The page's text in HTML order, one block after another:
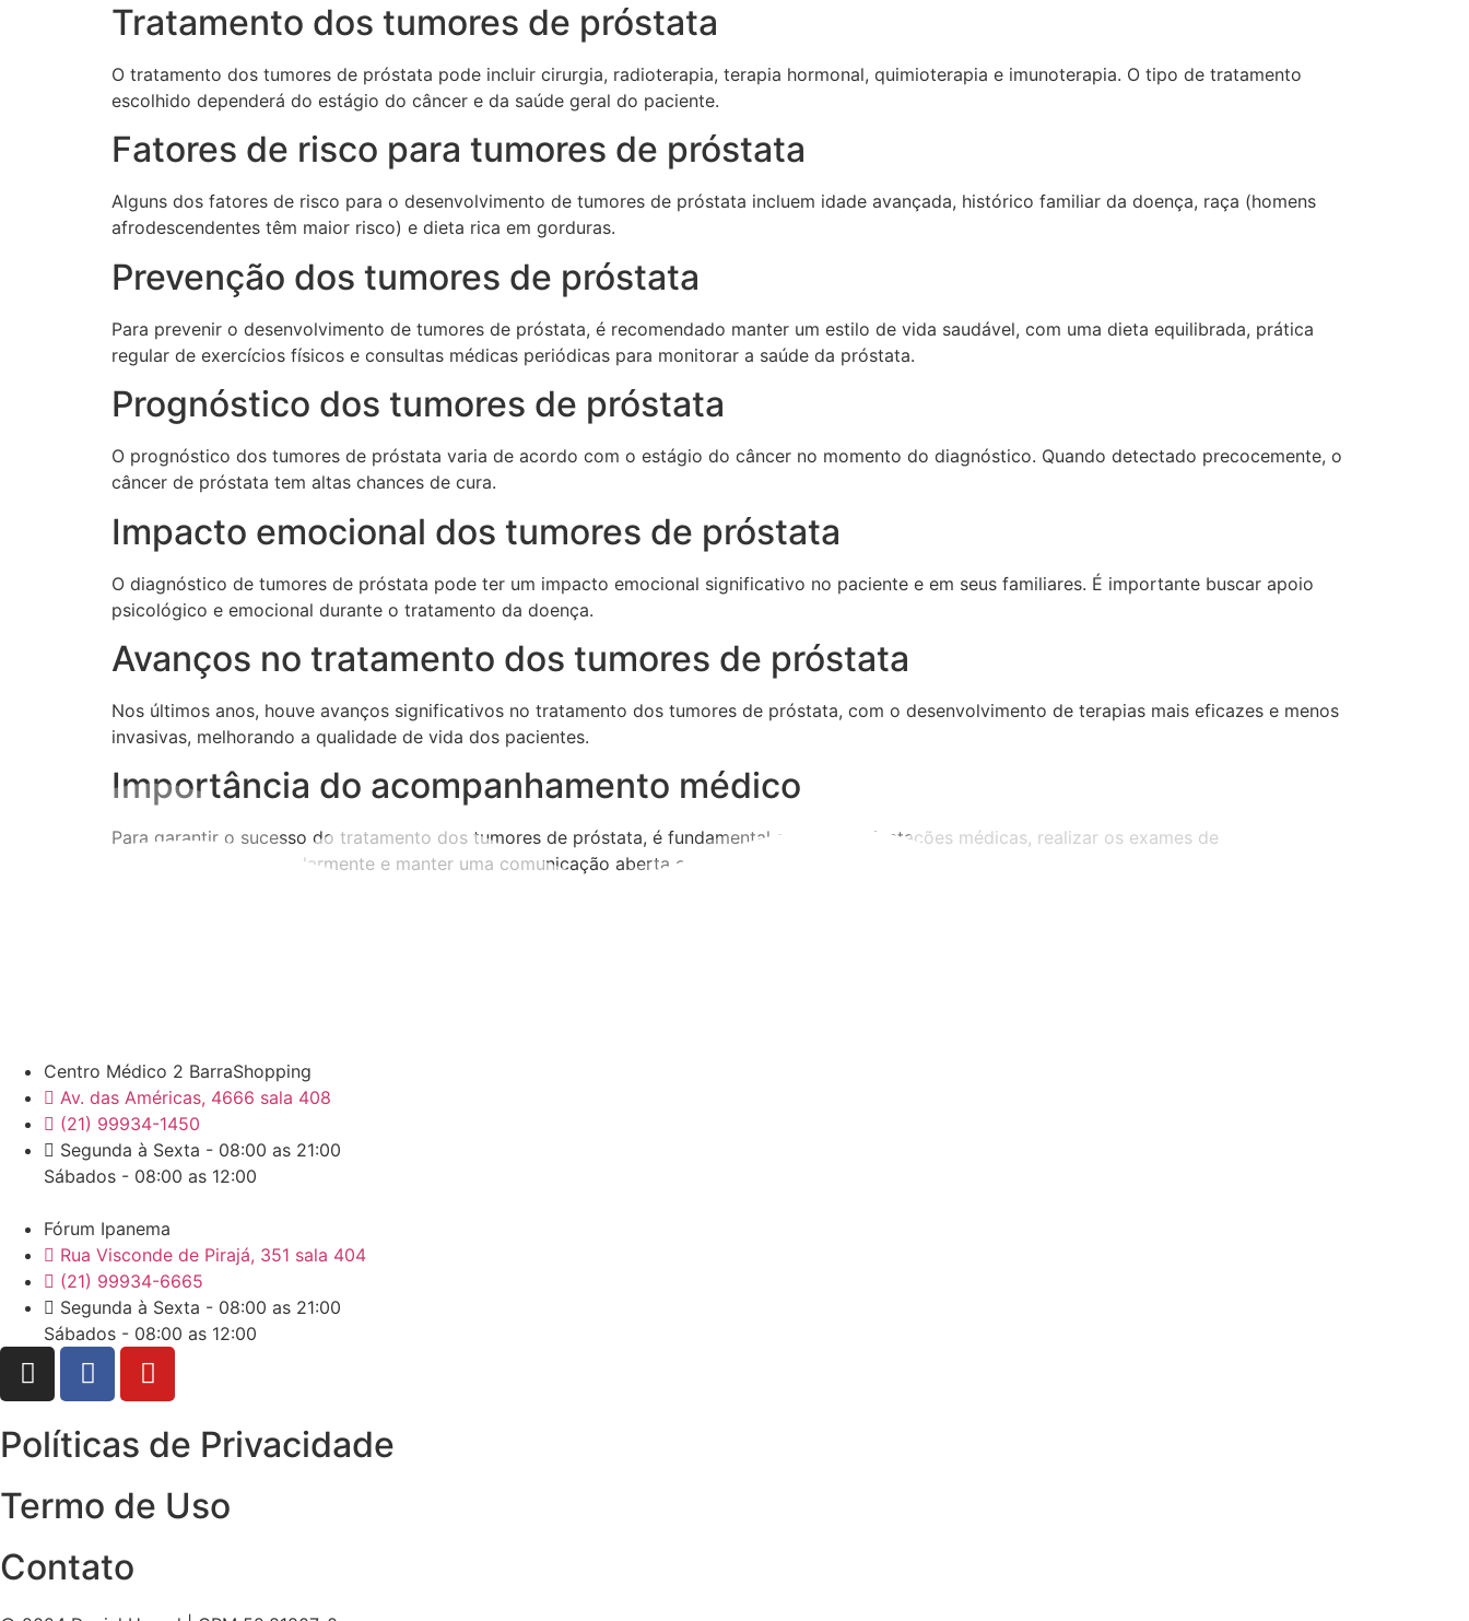
Tratamento dos tumores de próstata
O tratamento dos tumores de próstata pode incluir cirurgia, radioterapia, terapia hormonal, quimioterapia e imunoterapia. O tipo de tratamento
escolhido dependerá do estágio do câncer e da saúde geral do paciente.
Fatores de risco para tumores de próstata
Alguns dos fatores de risco para o desenvolvimento de tumores de próstata incluem idade avançada, histórico familiar da doença, raça (homens
afrodescendentes têm maior risco) e dieta rica em gorduras.
Prevenção dos tumores de próstata
Para prevenir o desenvolvimento de tumores de próstata, é recomendado manter um estilo de vida saudável, com uma dieta equilibrada, prática
regular de exercícios físicos e consultas médicas periódicas para monitorar a saúde da próstata.
Prognóstico dos tumores de próstata
O prognóstico dos tumores de próstata varia de acordo com o estágio do câncer no momento do diagnóstico. Quando detectado precocemente, o
câncer de próstata tem altas chances de cura.
Impacto emocional dos tumores de próstata
O diagnóstico de tumores de próstata pode ter um impacto emocional significativo no paciente e em seus familiares. É importante buscar apoio
psicológico e emocional durante o tratamento da doença.
Avanços no tratamento dos tumores de próstata
Nos últimos anos, houve avanços significativos no tratamento dos tumores de próstata, com o desenvolvimento de terapias mais eficazes e menos
invasivas, melhorando a qualidade de vida dos pacientes.
Importância do acompanhamento médico
Para garantir o sucesso do tratamento dos tumores de próstata, é fundamental seguir as orientações médicas, realizar os exames de
acompanhamento regularmente e manter uma comunicação aberta com a equipe de saúde.
Centro Médico 2 BarraShopping
Av. das Américas, 4666 sala 408
(21) 99934-1450
Segunda à Sexta - 08:00 as 21:00
Sábados - 08:00 as 12:00
Fórum Ipanema
Rua Visconde de Pirajá, 351 sala 404
(21) 99934-6665
Segunda à Sexta - 08:00 as 21:00
Sábados - 08:00 as 12:00
Políticas de Privacidade
Termo de Uso
Contato